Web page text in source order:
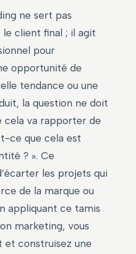
ne sert pas
le client final ; il agit
pour
opportunité de
tendance ou une
la question ne doit
cela va rapporter de
ce que cela est
? ». Ce
les projets qui
de la marque ou
appliquant ce tamis
marketing, vous
et construisez une